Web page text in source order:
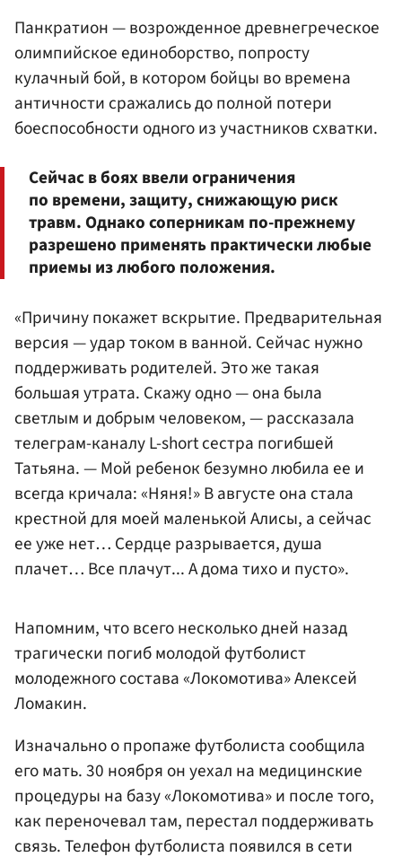
Панкратион — возрожденное древнегреческое
олимпийское единоборство, попросту
кулачный бой, в котором бойцы во времена
античности сражались до полной потери
боеспособности одного из участников схватки.
Сейчас в боях ввели ограничения
по времени, защиту, снижающую риск
травм. Однако соперникам по-прежнему
разрешено применять практически любые
приемы из любого положения.
«Причину покажет вскрытие. Предварительная
версия — удар током в ванной. Сейчас нужно
поддерживать родителей. Это же такая
большая утрата. Скажу одно — она была
светлым и добрым человеком, — рассказала
телеграм-каналу L-short сестра погибшей
Татьяна. — Мой ребенок безумно любила ее и
всегда кричала: «Няня!» В августе она стала
крестной для моей маленькой Алисы, а сейчас
ее уже нет… Сердце разрывается, душа
плачет… Все плачут... А дома тихо и пусто».
Напомним, что всего несколько дней назад
трагически погиб молодой футболист
молодежного состава «Локомотива» Алексей
Ломакин.
Изначально о пропаже футболиста сообщила
его мать. 30 ноября он уехал на медицинские
процедуры на базу «Локомотива» и после того,
как переночевал там, перестал поддерживать
связь. Телефон футболиста появился в сети